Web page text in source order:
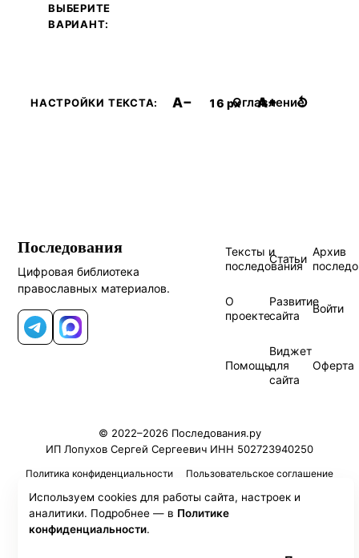
ВЫБЕРИТЕ
ВАРИАНТ:
НАСТРОЙКИ ТЕКСТА: A− 16 px A+ ↺
Оглавление
Последования
Цифровая библиотека
православных материалов.
Telegram
MAX
Тексты и
последования
Статьи
Архив
О
проекте
Развитие
сайта
Войти
Помощь
Виджет
для
сайта
Оферта
© 2022–2026 Последования.ру
ИП Лопухов Сергей Сергеевич ИНН 502723940250
Политика конфиденциальности Пользовательское соглашение
Используем cookies для работы сайта, настроек и
аналитики. Подробнее — в Политике
конфиденциальности.